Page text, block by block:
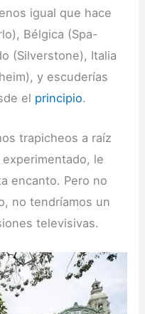
igual que hace
Bélgica (Spa-
(Silverstone), Italia
y escuderías
el principio.
trapicheos a raíz
experimentado, le
encanto. Pero no
no tendríamos un
televisivas.